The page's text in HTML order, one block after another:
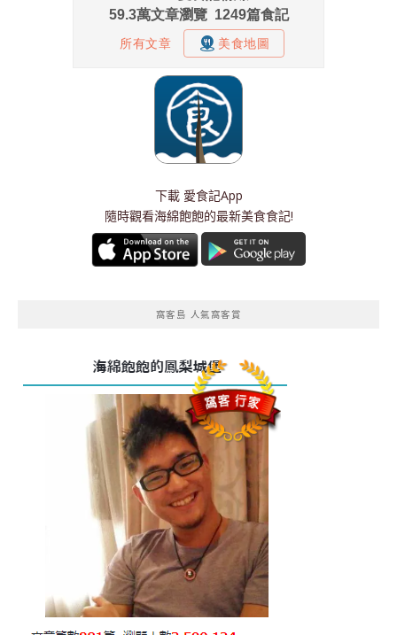
下載 愛食記App
隨時觀看海綿飽飽的最新美食食記!
窩客島 人氣窩客賞